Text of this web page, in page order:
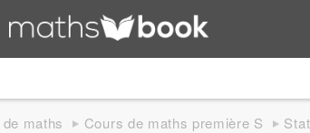
maths Cours de maths première S